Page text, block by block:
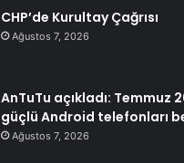
CHP’de Kurultay Çağrısı
Ağustos 7, 2026
AnTuTu açıkladı: Temmuz
güçlü Android telefonları
Ağustos 7, 2026